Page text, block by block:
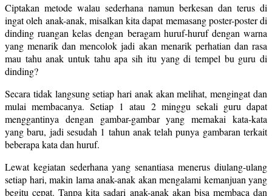
Ciptakan metode walau sederhana namun berkesan dan terus di
ingat oleh anak-anak, misalkan kita dapat memasang poster-poster di
dinding ruangan kelas dengan beragam huruf-huruf dengan warna
yang menarik dan mencolok jadi akan menarik perhatian dan rasa
mau tahu anak untuk tahu apa sih itu yang di tempel bu guru di
dinding?
Secara tidak langsung setiap hari anak akan melihat, mengingat dan
mulai membacanya. Setiap 1 atau 2 minggu sekali guru dapat
menggantinya dengan gambar-gambar yang memakai kata-kata
yang baru, jadi sesudah 1 tahun anak telah punya gambaran terkait
beberapa kata dan huruf.
Lewat kegiatan sederhana yang senantiasa menerus diulang-ulang
setiap hari, makin lama anak-anak akan mengalami kemanjuan yang
begitu cepat. Tanpa kita sadari anak-anak akan bisa membaca dan